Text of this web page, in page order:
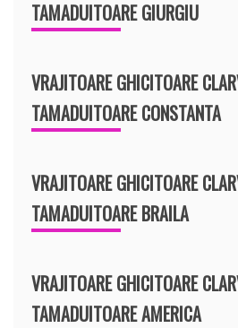
TAMADUITOARE GIURGIU
VRAJITOARE GHICITOARE
TAMADUITOARE CONSTANTA
VRAJITOARE GHICITOARE
TAMADUITOARE BRAILA
VRAJITOARE GHICITOARE
TAMADUITOARE AMERICA